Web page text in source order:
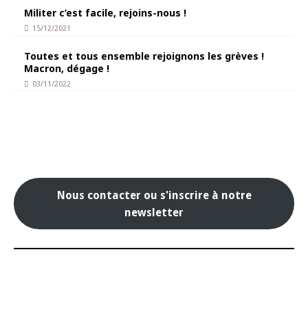
Militer c’est facile, rejoins-nous !
15/12/2021
Toutes et tous ensemble rejoignons les grèves !
Macron, dégage !
03/11/2022
Nous contacter ou s'inscrire à notre
newsletter